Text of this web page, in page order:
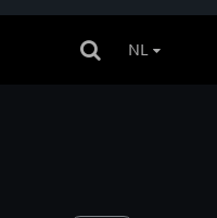
NL